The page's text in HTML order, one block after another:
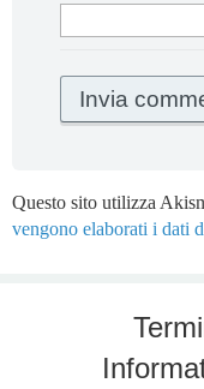
Questo sito utilizza
vengono elaborati i dati